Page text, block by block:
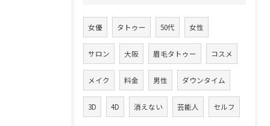
女優 タトゥー 50代 女性
サロン 大阪 眉毛タトゥー コスメ
メイク 料金 男性 ダウンタイム
3D 4D 消えない 芸能人 セルフ